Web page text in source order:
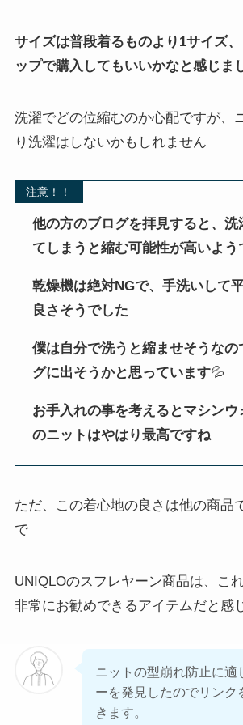
サイズは普段着るものより1サイズ
ップで購入してもいいかなと感じま
洗濯でどの位縮むのか心配ですが、
り洗濯はしないかもしれません
注意！！
他の方のブログを拝見すると、洗
てしまうと縮む可能性が高いよう
乾燥機は絶対NGで、手洗いして
良さそうでした
僕は自分で洗うと縮ませそうなの
グに出そうかと思っています💦
お手入れの事を考えるとマシンウ
のニットはやはり最高ですね
ただ、この着心地の良さは他の商品
で
UNIQLOのスフレヤーン商品は、こ
非常にお勧めできるアイテムだと感
ニットの型崩れ防止に適
ーを発見したのでリンク
きます。